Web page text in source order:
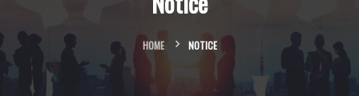
HOME NOTICE